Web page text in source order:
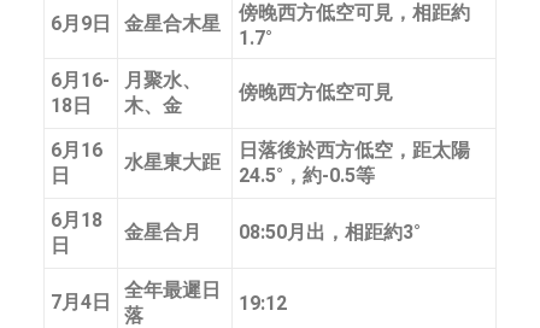
6月9日 金星合木星
傍晚西方低空可見，相距約
1.7°
6月16-
18日
月聚水、
木、金
傍晚西方低空可見
6月16
日
水星東大距
日落後於西方低空，距太陽
24.5°，約-0.5等
6月18
日
金星合月 08:50月出，相距約3°
7月4日
全年最遲日
落
19:12